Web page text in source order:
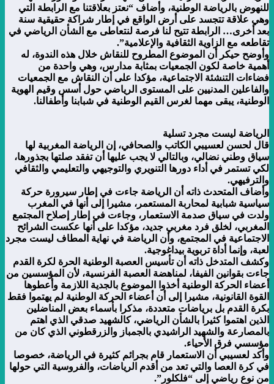
للنهوض بالرياضة الوطنية، وأضاف “نعتز بعلاقتنا مع الرابطة التي
وهي علاقة تتجسد على أرض الواقع في إطار شراكة حقيقية سنة
بعد أخرى… الرابطة تتيح لنا فرصة لنتعاطى مع الشأن الرياضي في
تقاطعه مع الزاوية الثقافية والإعلامية”.
وأوضح حيكر أن الموضوع المطروح للنقاش خلال هذه الندوة، له
أهمية خاصة لكون الجمعيات بمثابة مدارس، وهي واحدة من
فضاءات التنشئة الاجتماعية، مؤكدا على أن النقاش مع الجمعيات
والفاعلين المدنيين على المستوى الرياضي حول أسس وقيم الهوية
الوطنية، يبقى مهما لغرس القيم الوطنية في شبابنا وأطفالنا.
الرياضة ليست مجرد تسلية
قال لحسن لعسيبي الكاتب والصحافي، إن الرياضة المغربية لها
سياق وطني نضالي، وبالتالي لا يجب عليها أن تفقد صلتها بجذورها،
لكي تستمر في أداء دورها التنويري والتوجيهي والتعليمي والثقافي
والترفيهي.
وأضاف المتحدث ذاته أن الرياضة جاءت في إطار سيرورة حركة
سياسية شبابية لمحاربة المستعمر، مشيرا إلى أنها في المغرب
ولدت في سياق صدمة الاستعمار، وجاءت في إطار إصلاح المجتمع
المغربي، لخلق فرد مغربي جديد، مؤكدا على أنها عكست الشرائح
الاجتماعية في المجتمع، وأن الرياضة في نهاية المطاف ليست مجرد
لعبة، وإنما أداة تربوية بيداغوجية.
وكشف المتدخل ذاته أن تأسيس العصبة الوطنية الحرة لكرة القدم
جاءت بقوانين الفيفا، لمناهضة العصبة الفرنسية، لأن المؤسسين من
أعضاء الحركة الوطنية أخذوا الموضوع بالجدية اللازمة وأعطوها
القوة القانونية، مشيرا إلى أن أعضاء الحركة الوطنية لم يهتموا فقط
بكرة القدم بل برياضات متعددة، مذكرا بأسماء بعض المناضلين
الذين اهتموا كثيرا بالشأن الرياضي، كالشهيد صدقي الذي اهتم
بالمصارعة والشهيد الراشيدي بالجمباز والزرقطوني الذي كان من
مؤسسي فرق الأحياء.
وأكد لعسيبي أن الاستعمار قام بجرائم كثيرة في الرياضة، خصوصا
في كرة العصا والتي تعد من أقدم الرياضات، والفروسية التي حولها
من نوع رياضي إلى “فلكلور”.